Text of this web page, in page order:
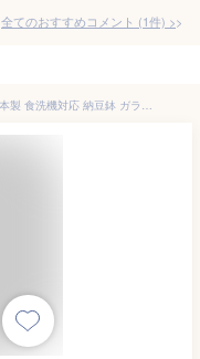
全てのおすすめコメント (1件) >
アデリア(ADERIA) てびねり 小鉢 クリア 日本製 食洗機対応 納豆鉢 ガラス 小皿 取り皿 食器 片口 可愛い 小碗 そうめん鉢 お皿 小付 業務用 プレゼント おしゃれ ギフト 贈り物 結婚祝い 父の日 母の日 誕生日 還暦 P6282